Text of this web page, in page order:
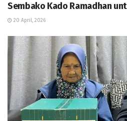
Sembako Kado Ramadhan
20 April, 2026